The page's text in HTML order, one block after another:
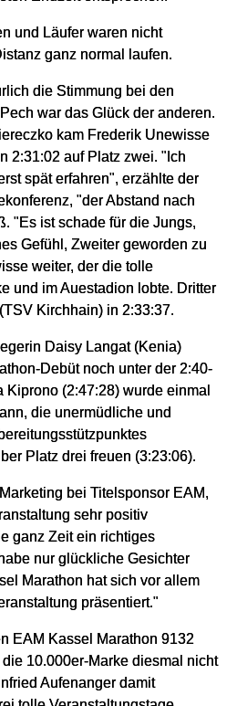
und Läufer waren nicht
ganz normal laufen.
die Stimmung bei den
war das Glück der anderen.
kam Frederik Unewisse
2:31:02 auf Platz zwei. "Ich
spät erfahren", erzählte der
"der Abstand nach
"Es ist schade für die Jungs,
Gefühl, Zweiter geworden zu
weiter, der die tolle
und im Auestadion lobte. Dritter
Kirchhain) in 2:33:37.
Daisy Langat (Kenia)
Debüt noch unter der 2:40-
Kiprono (2:47:28) wurde einmal
die unermüdliche und
Platz drei freuen (3:23:06).
bei Titelsponsor EAM,
sehr positiv
ganz Zeit ein richtiges
nur glückliche Gesichter
Marathon hat sich vor allem
präsentiert."
EAM Kassel Marathon 9132
10.000er-Marke diesmal nicht
Aufenanger damit